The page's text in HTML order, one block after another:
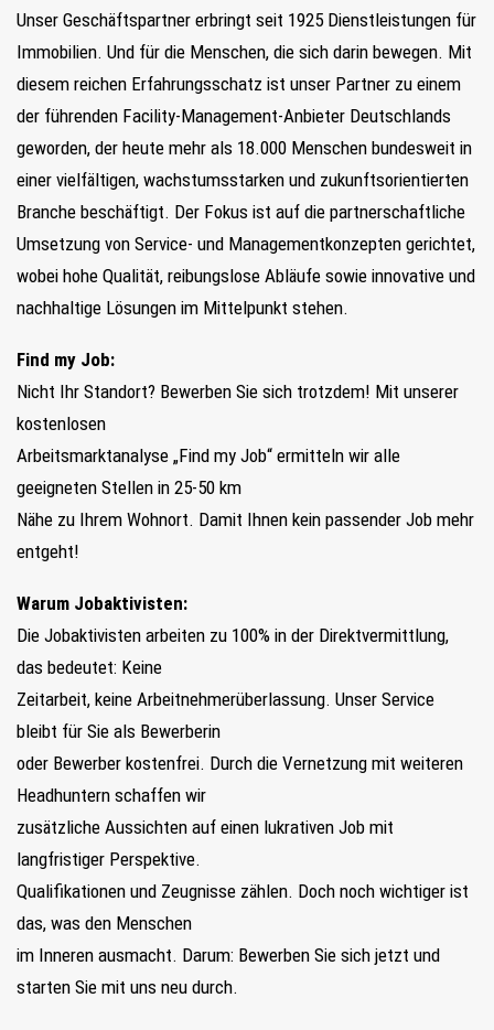
Unser Geschäftspartner erbringt seit 1925 Dienstleistungen für
Immobilien. Und für die Menschen, die sich darin bewegen. Mit
diesem reichen Erfahrungsschatz ist unser Partner zu einem
der führenden Facility-Management-Anbieter Deutschlands
geworden, der heute mehr als 18.000 Menschen bundesweit in
einer vielfältigen, wachstumsstarken und zukunftsorientierten
Branche beschäftigt. Der Fokus ist auf die partnerschaftliche
Umsetzung von Service- und Managementkonzepten gerichtet,
wobei hohe Qualität, reibungslose Abläufe sowie innovative und
nachhaltige Lösungen im Mittelpunkt stehen.
Find my Job:
Nicht Ihr Standort? Bewerben Sie sich trotzdem! Mit unserer
kostenlosen
Arbeitsmarktanalyse „Find my Job“ ermitteln wir alle
geeigneten Stellen in 25-50 km
Nähe zu Ihrem Wohnort. Damit Ihnen kein passender Job mehr
entgeht!
Warum Jobaktivisten:
Die Jobaktivisten arbeiten zu 100% in der Direktvermittlung,
das bedeutet: Keine
Zeitarbeit, keine Arbeitnehmerüberlassung. Unser Service
bleibt für Sie als Bewerberin
oder Bewerber kostenfrei. Durch die Vernetzung mit weiteren
Headhuntern schaffen wir
zusätzliche Aussichten auf einen lukrativen Job mit
langfristiger Perspektive.
Qualifikationen und Zeugnisse zählen. Doch noch wichtiger ist
das, was den Menschen
im Inneren ausmacht. Darum: Bewerben Sie sich jetzt und
starten Sie mit uns neu durch.